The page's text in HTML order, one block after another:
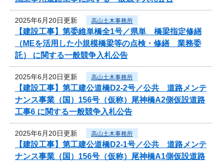
2025年6月20日更新 高山土木事務所
【建設工事】第委維単橋全1号／県単 橋梁指定修繕
（MEを活用した小規模橋梁等の点検・修繕 業務委
託） に関する一般競争入札公告
2025年6月20日更新 高山土木事務所
【建設工事】第工建公道橋D2-2号／公共 道路メンテ
ナンス事業（国）156号（仮称）尾神橋A2側仮設道路
工事6 に関する一般競争入札公告
2025年6月20日更新 高山土木事務所
【建設工事】第工建公道橋D2-1号／公共 道路メンテ
ナンス事業（国）156号（仮称）尾神橋A1側仮設道路